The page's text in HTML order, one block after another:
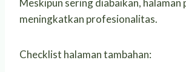
meningkatkan profesionalitas.
Checklist halaman tambahan: